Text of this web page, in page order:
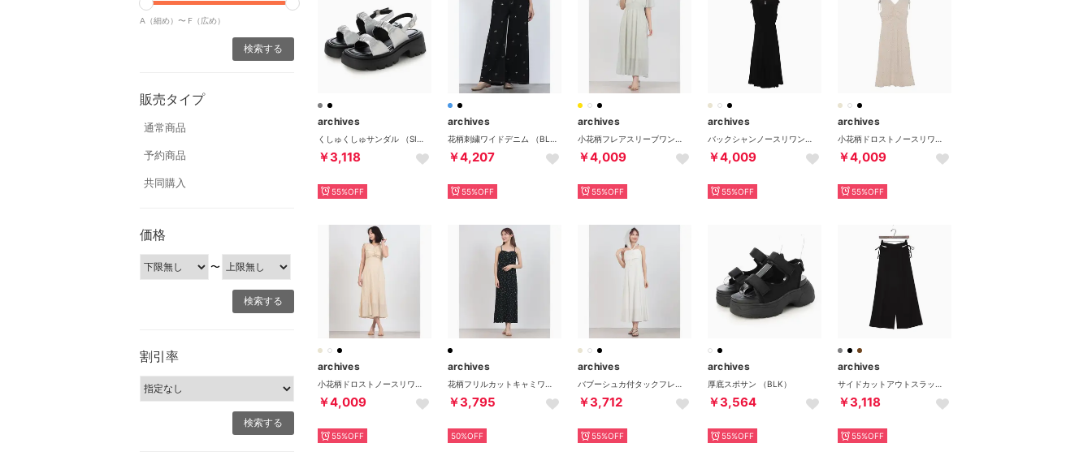
A（細め）〜 F（広め）
販売タイプ
通常商品
予約商品
共同購入
価格
〜
割引率
archives
￥3,118
55%OFF
archives
￥4,207
55%OFF
archives
￥4,009
55%OFF
archives
￥4,009
55%OFF
archives
￥4,009
55%OFF
archives
￥4,009
55%OFF
archives
￥3,795
50%OFF
archives
￥3,712
55%OFF
archives
厚底スポサン （BLK）
￥3,564
55%OFF
archives
￥3,118
55%OFF